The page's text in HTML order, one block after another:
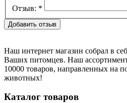
Отзыв: *
Наш интернет магазин собрал в
Ваших питомцев. Наш
10000 товаров, направленных на
животных!
Каталог товаров